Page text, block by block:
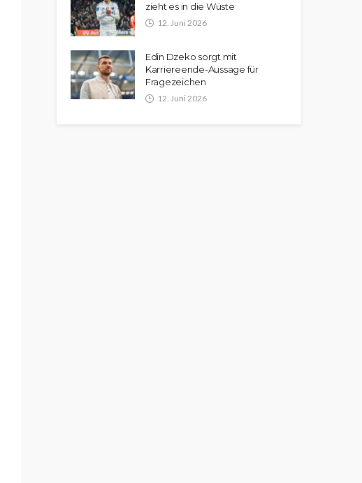
zieht es in die Wüste
12. Juni 2026
Edin Dzeko sorgt mit
Karriereende-Aussage für
Fragezeichen
12. Juni 2026